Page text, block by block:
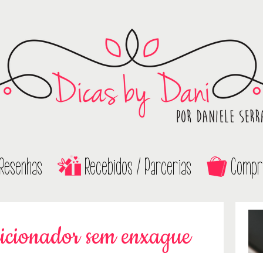
Recebidos / Parcerias
sem enxague